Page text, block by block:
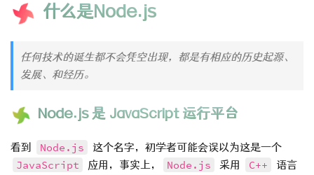
什么是Node.js
任何技术的诞生都不会凭空出现，都是有相应的历史起源、
发展、和经历。
Node.js 是 JavaScript 运行平台
看到 Node.js
这个名字，初学者可能会误以为这是一个
JavaScript
应用，事实上， Node.js 采用 C++
语言